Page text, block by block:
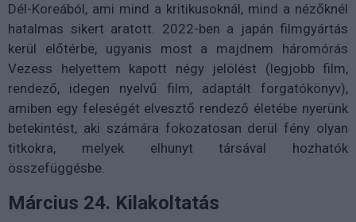
Dél-Koreából, ami mind a kritikusoknál, mind a nézőknél
hatalmas sikert aratott. 2022-ben a japán filmgyártás
kerül előtérbe, ugyanis most a majdnem háromórás
Vezess helyettem kapott négy jelölést (legjobb film,
rendező, idegen nyelvű film, adaptált forgatókönyv),
amiben egy feleségét elvesztő rendező életébe nyerünk
betekintést, aki számára fokozatosan derül fény olyan
titkokra, melyek elhunyt társával hozhatók
összefüggésbe.
Március 24. Kilakoltatás